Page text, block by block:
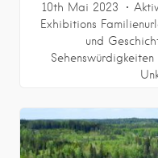
10th Mai 2023
Exhibitions
und
Sehenswürdigkeiten